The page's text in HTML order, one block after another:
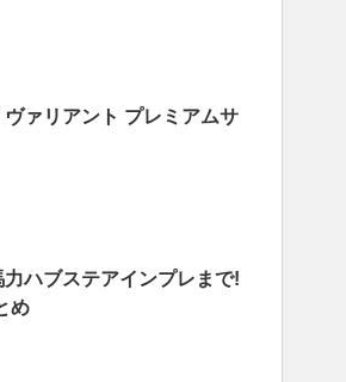
ァリアント プレミアムサ
ハブステアインプレまで!
め